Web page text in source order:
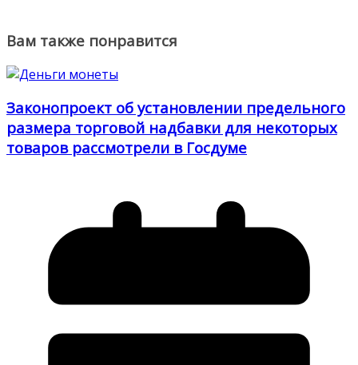
Вам также понравится
Законопроект об установлении предельного
размера торговой надбавки для некоторых
товаров рассмотрели в Госдуме